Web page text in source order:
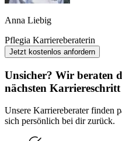
Anna Liebig
Pflegia Karriereberaterin
Jetzt kostenlos anfordern
Unsicher? Wir beraten
nächsten Karriereschritt
Unsere Karriereberater finden
sich persönlich bei dir zurück.